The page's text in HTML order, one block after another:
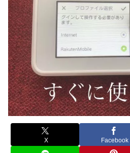
X Facebook